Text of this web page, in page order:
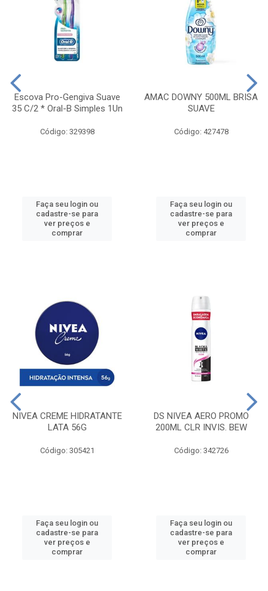
Escova Pro-Gengiva Suave
35 C/2 * Oral-B Simples 1Un
Código: 329398
Faça seu login ou
cadastre-se para
ver preços e
comprar
AMAC DOWNY 500ML BRISA
SUAVE
Código: 427478
Faça seu login ou
cadastre-se para
ver preços e
comprar
NIVEA CREME HIDRATANTE
LATA 56G
Código: 305421
Faça seu login ou
cadastre-se para
ver preços e
comprar
DS NIVEA AERO PROMO
200ML CLR INVIS. BEW
Código: 342726
Faça seu login ou
cadastre-se para
ver preços e
comprar